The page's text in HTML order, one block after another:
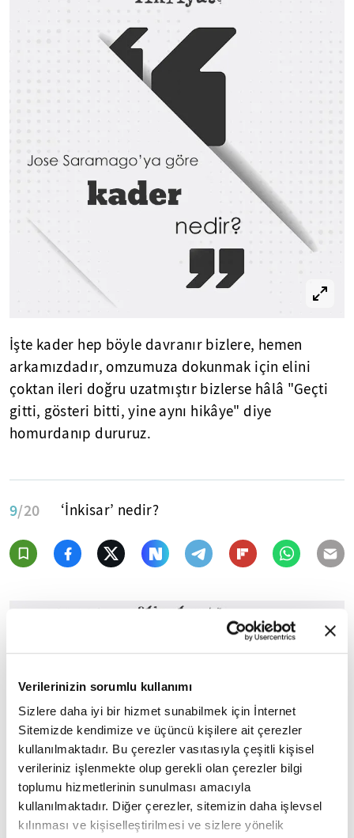
Verilerinizin sorumlu kullanımı
Sizlere daha iyi bir hizmet sunabilmek için İnternet
Sitemizde kendimize ve üçüncü kişilere ait çerezler
kullanılmaktadır. Bu çerezler vasıtasıyla çeşitli kişisel
verileriniz işlenmekte olup gerekli olan çerezler bilgi
toplumu hizmetlerinin sunulması amacıyla
kullanılmaktadır. Diğer çerezler, sitemizin daha işlevsel
kılınması ve kişiselleştirilmesi ve sizlere yönelik
İşte kader hep böyle davranır bizlere, hemen
arkamızdadır, omzumuza dokunmak için elini
çoktan ileri doğru uzatmıştır bizlerse hâlâ "Geçti
gitti, gösteri bitti, yine aynı hikâye" diye
homurdanıp dururuz.
9/20 ‘İnkisar’ nedir?